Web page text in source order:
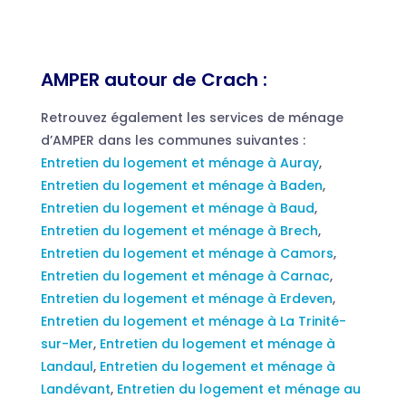
AMPER autour de Crach :
Retrouvez également les services de ménage
d’AMPER dans les communes suivantes :
Entretien du logement et ménage à Auray,
Entretien du logement et ménage à Baden,
Entretien du logement et ménage à Baud,
Entretien du logement et ménage à Brech,
Entretien du logement et ménage à Camors,
Entretien du logement et ménage à Carnac,
Entretien du logement et ménage à Erdeven,
Entretien du logement et ménage à La Trinité-
sur-Mer, Entretien du logement et ménage à
Landaul, Entretien du logement et ménage à
Landévant, Entretien du logement et ménage au